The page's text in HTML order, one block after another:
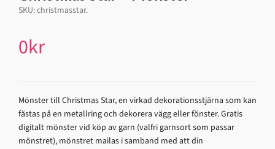
SKU:christmasstar.
0kr
Mönster till Christmas Star, en virkad dekorationsstjärna som kan
fästas på en metallring och dekorera vägg eller fönster. Gratis
digitalt mönster vid köp av garn (valfri garnsort som passar
mönstret), mönstret mailas i samband med att din